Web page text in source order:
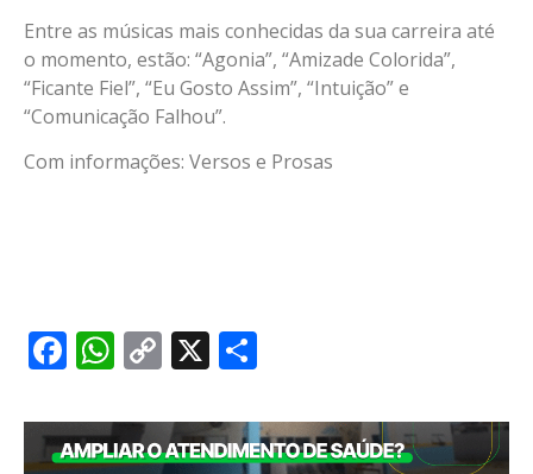
Entre as músicas mais conhecidas da sua carreira até
o momento, estão: “Agonia”, “Amizade Colorida”,
“Ficante Fiel”, “Eu Gosto Assim”, “Intuição” e
“Comunicação Falhou”.
Com informações: Versos e Prosas
Facebook
WhatsApp
Copy
X